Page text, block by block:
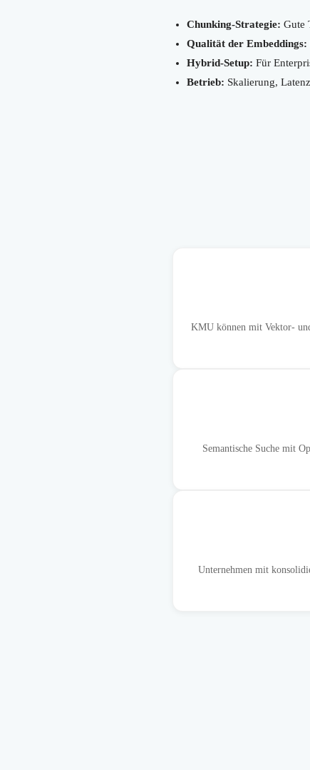
Chunking-Strategie: Gute
Qualität der Embeddings:
Hybrid-Setup: Für
Betrieb: Skalierung,
KMU können mit Vektor-
Semantische Suche mit
Unternehmen mit